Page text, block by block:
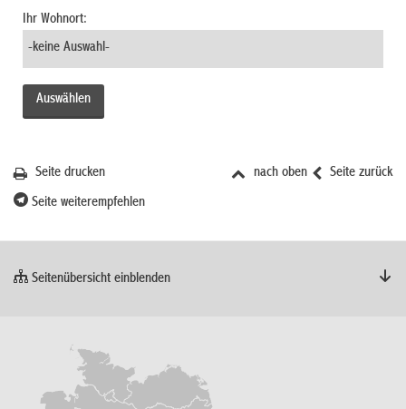
Ihr Wohnort:
Seite zurück
nach oben
Seite drucken
Seite weiterempfehlen
Seitenübersicht einblenden